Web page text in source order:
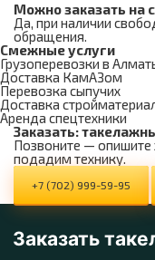
Можно заказать на
Да, при наличии
обращения.
Смежные услуги
Грузоперевозки в
Доставка КамАЗом
Перевозка сыпучих
Доставка
Аренда спецтехники
Заказать:
Позвоните — опишите
подадим технику.
+7 (702) 999-59-95
Заказать